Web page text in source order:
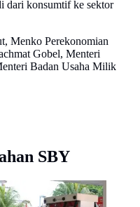
dari konsumtif ke sektor
Menko Perekonomian
Gobel, Menteri
Badan Usaha Milik
SBY